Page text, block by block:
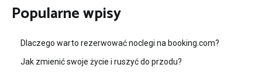
Popularne wpisy
Dlaczego warto rezerwować noclegi na booking.com?
Jak zmienić swoje życie i ruszyć do przodu?